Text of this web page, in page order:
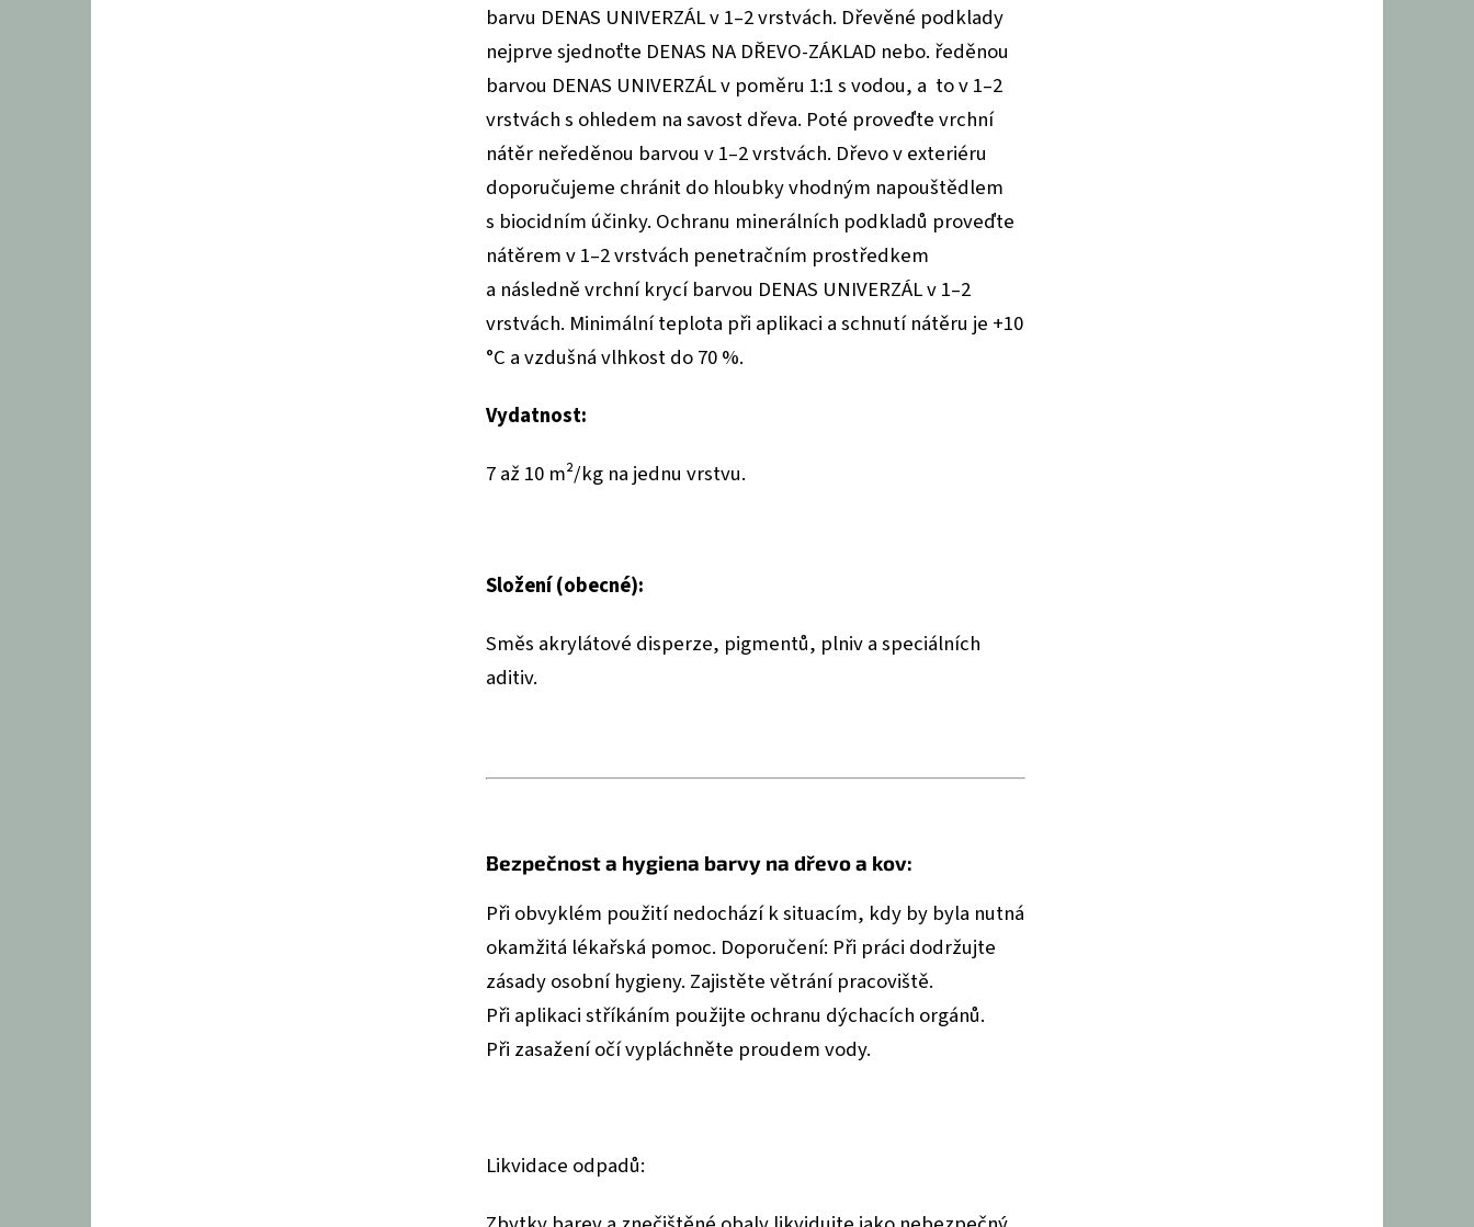
barvu DENAS UNIVERZÁLv 1–2 vrstvách. Dřevěné podklady
nejprve sjednoťte DENAS NA DŘEVO-ZÁKLAD nebo. ředěnou
barvou DENAS UNIVERZÁLv poměru 1:1 s vodou, a to v 1–2
vrstvách s ohledem na savost dřeva. Poté proveďte vrchní
nátěr neředěnou barvou v 1–2 vrstvách. Dřevo v exteriéru
doporučujeme chránit do hloubky vhodným napouštědlem
s biocidním účinky. Ochranu minerálních podkladů proveďte
nátěrem v 1–2 vrstvách penetračním prostředkem
a následně vrchní krycí barvou DENAS UNIVERZÁL v 1–2
vrstvách. Minimální teplota při aplikaci a schnutí nátěru je +10
°C a vzdušná vlhkost do 70 %.
Vydatnost:
7 až 10 m²/kg na jednu vrstvu.
Složení (obecné):
Směs akrylátové disperze, pigmentů, plniv a speciálních
aditiv.
Bezpečnost a hygiena barvy na dřevo a kov:
Při obvyklém použití nedochází k situacím, kdy by byla nutná
okamžitá lékařská pomoc. Doporučení: Při práci dodržujte
zásady osobní hygieny. Zajistěte větrání pracoviště.
Při aplikaci stříkáním použijte ochranu dýchacích orgánů.
Při zasažení očí vypláchněte proudem vody.
Likvidace odpadů: